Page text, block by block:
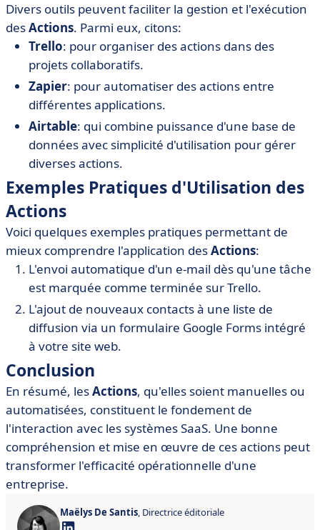
Divers outils peuvent faciliter la gestion et l'exécution
desActions. Parmi eux, citons:
Trello: pour organiser des actions dans des
projets collaboratifs.
Zapier: pour automatiser des actions entre
différentes applications.
Airtable: qui combine puissance d'une base de
données avec simplicité d'utilisation pour gérer
diverses actions.
Exemples Pratiques d'Utilisation des
Actions
Voici quelques exemples pratiques permettant de
mieux comprendre l'application desActions:
L'envoi automatique d'un e-mail dès qu'une tâche
est marquée comme terminée sur Trello.
L'ajout de nouveaux contacts à une liste de
diffusion via un formulaire Google Forms intégré
à votre site web.
Conclusion
En résumé, lesActions, qu'elles soient manuelles ou
automatisées, constituent le fondement de
l'interaction avec les systèmes SaaS. Une bonne
compréhension et mise en œuvre de ces actions peut
transformer l'efficacité opérationnelle d'une
entreprise.
Maëlys De Santis, Directrice éditoriale